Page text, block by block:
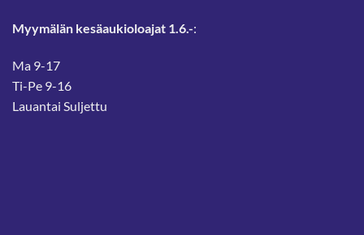
Myymälän kesäaukioloajat 1.6.-:
Ma 9-17
Ti-Pe 9-16
Lauantai Suljettu